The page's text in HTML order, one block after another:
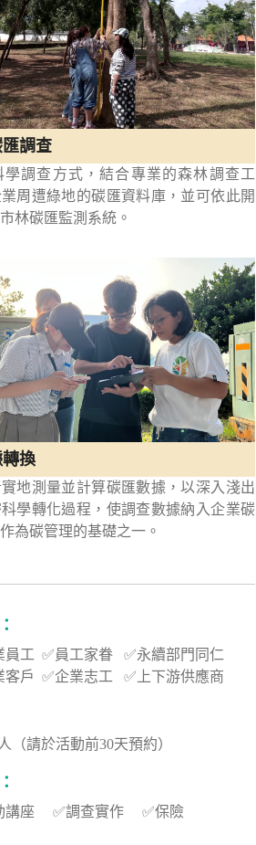
調查
學調查方式，結合專業的森林調查工
周遭綠地的碳匯資料庫，並可依此開
林碳匯監測系統。
換
地測量並計算碳匯數據，以深入淺出
學轉化過程，使調查數據納入企業碳
為碳管理的基礎之一。
員工 ✅員工家眷 ✅永續部門同仁
客戶 ✅企業志工 ✅上下游供應商
（請於活動前30天預約）
講座 ✅調查實作 ✅保險